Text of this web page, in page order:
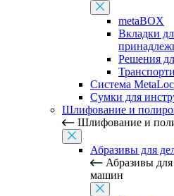
metaBOX
Вкладки
Решения
Система MetaLoc
Сумки для
Шлифование и
Шлифование и
Абразивы для
Абразивы
машин